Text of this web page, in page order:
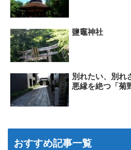
鹽竈神社
別れたい、別れ
悪縁を絶つ「菊
おすすめ記事一覧